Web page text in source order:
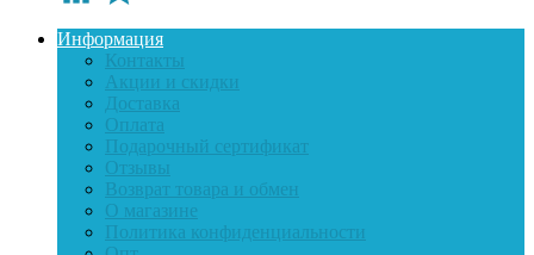
Информация
Контакты
Акции и скидки
Доставка
Оплата
Подарочный сертификат
Отзывы
Возврат товара и обмен
О магазине
Политика конфиденциальности